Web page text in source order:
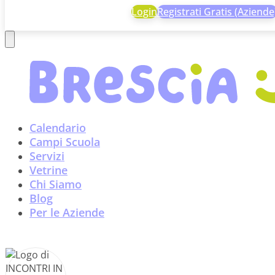
LoginRegistrati Gratis
Calendario
Campi Scuola
Servizi
Vetrine
Chi Siamo
Blog
Per le Aziende